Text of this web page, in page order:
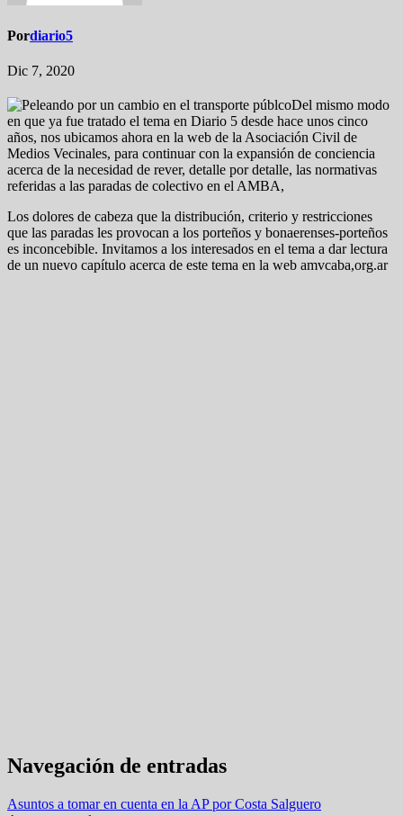
Pordiario5
Dic 7, 2020
Del mismo modo
en que ya fue tratado el tema en Diario 5 desde hace unos cinco
años, nos ubicamos ahora en la web de la Asociación Civil de
Medios Vecinales, para continuar con la expansión de conciencia
acerca de la necesidad de rever, detalle por detalle, las normativas
referidas a las paradas de colectivo en el AMBA,
Los dolores de cabeza que la distribución, criterio y restricciones
que las paradas les provocan a los porteños y bonaerenses-porteños
es inconcebible. Invitamos a los interesados en el tema a dar lectura
de un nuevo capítulo acerca de este tema en la web amvcaba,org.ar
Navegación de entradas
Asuntos a tomar en cuenta en la AP por Costa Salguero